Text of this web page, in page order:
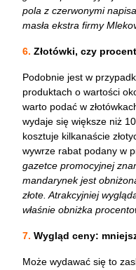
pola z czerwonymi
masła ekstra firmy
6. Złotówki, czy
Podobnie jest w
produktach o wartości
warto podać w
wydaje się większe niż
kosztuje kilkanaście
wywrze rabat podany w
gazetce promocyjnej
mandarynek jest
złote. Atrakcyjniej
właśnie obniżka
7. Wygląd ceny:
Może wydawać się to